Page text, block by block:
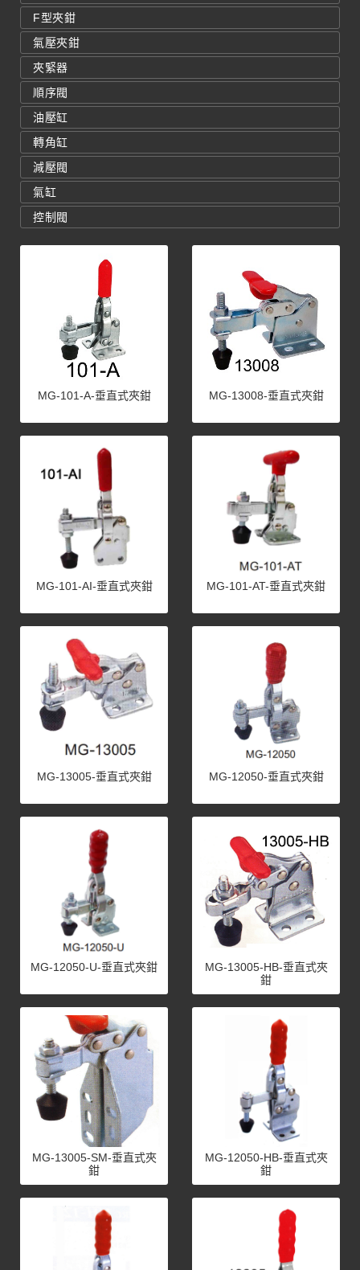
F型夾鉗
氣壓夾鉗
夾緊器
順序閥
油壓缸
轉角缸
減壓閥
氣缸
控制閥
MG-101-A-垂直式夾鉗 MG-13008-垂直式夾鉗
MG-101-AI-垂直式夾鉗 MG-101-AT-垂直式夾鉗
MG-13005-垂直式夾鉗 MG-12050-垂直式夾鉗
MG-12050-U-垂直式夾鉗
MG-13005-HB-垂直式夾
鉗
MG-13005-SM-垂直式夾
鉗
MG-12050-HB-垂直式夾
鉗